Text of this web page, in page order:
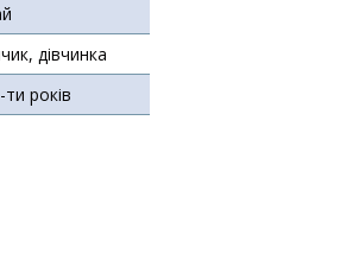
дівчинка
ти років